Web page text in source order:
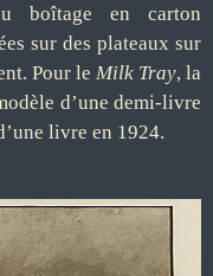
boîtage en carton
sur des plateaux sur
Pour le Milk Tray, la
d’une demi-livre
livre en 1924.